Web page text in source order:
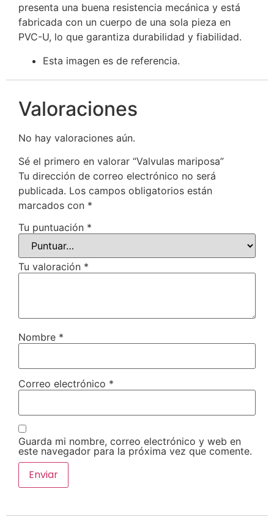
presenta una buena resistencia mecánica y está
fabricada con un cuerpo de una sola pieza en
PVC-U, lo que garantiza durabilidad y fiabilidad.
Esta imagen es de referencia.
Valoraciones
No hay valoraciones aún.
Sé el primero en valorar “Valvulas mariposa”
Tu dirección de correo electrónico no será
publicada. Los campos obligatorios están
marcados con *
Tu puntuación *
Tu valoración *
Nombre *
Correo electrónico *
Guarda mi nombre, correo electrónico y web en
este navegador para la próxima vez que comente.